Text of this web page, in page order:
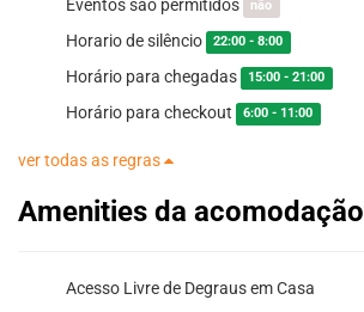
Eventos são permitidos não
Horario de silêncio 22:00 - 8:00
Horário para chegadas 15:00 - 21:00
Horário para checkout 6:00 - 11:00
ver todas as regras
Amenities da acomodação
Acesso Livre de Degraus em Casa